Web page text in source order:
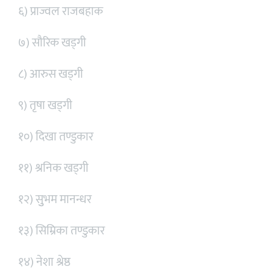
६) प्राज्वल राजबहाक
७) सौरिक खड्गी
८) आरुस खड्गी
९) तृषा खड्गी
१०) दिखा तण्डुकार
११) श्रनिक खड्गी
१२) सुुभम मानन्धर
१३) सिम्रिका तण्डुकार
१४) नेशा श्रेष्ठ